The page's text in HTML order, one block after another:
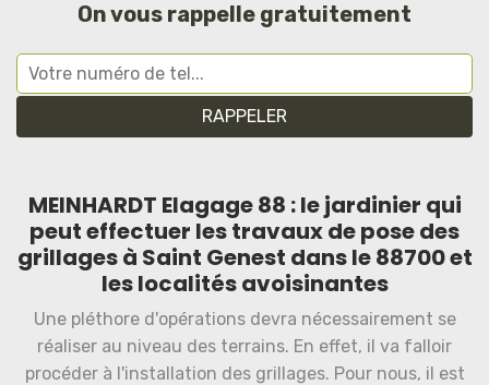
On vous rappelle gratuitement
MEINHARDT Elagage 88 : le jardinier qui
peut effectuer les travaux de pose des
grillages à Saint Genest dans le 88700 et
les localités avoisinantes
Une pléthore d'opérations devra nécessairement se
réaliser au niveau des terrains. En effet, il va falloir
procéder à l'installation des grillages. Pour nous, il est